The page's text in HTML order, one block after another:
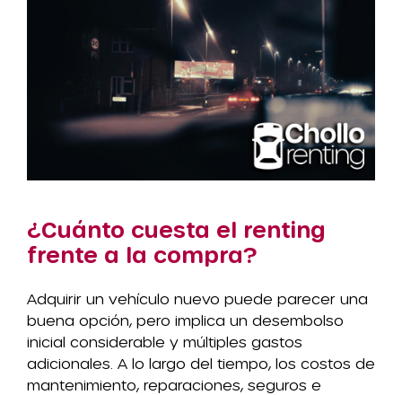
¿Cuánto cuesta el renting
frente a la compra?
Adquirir un vehículo nuevo puede parecer una
buena opción, pero implica un desembolso
inicial considerable y múltiples gastos
adicionales. A lo largo del tiempo, los costos de
mantenimiento, reparaciones, seguros e